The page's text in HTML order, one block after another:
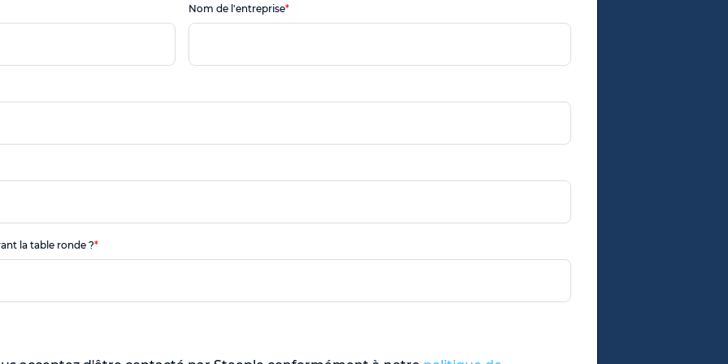
Nom de l'entreprise*
la table ronde ?*